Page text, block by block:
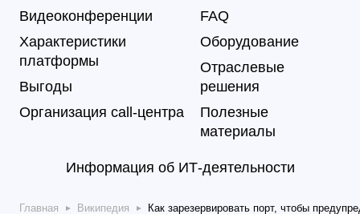
Видеоконференции
Характеристики
платформы
Выгоды
Организация call-центра
FAQ
Оборудование
Отраслевые
решения
Полезные
материалы
Информация об ИТ-деятельности
Главная Википедия Как зарезервировать порт, чтобы